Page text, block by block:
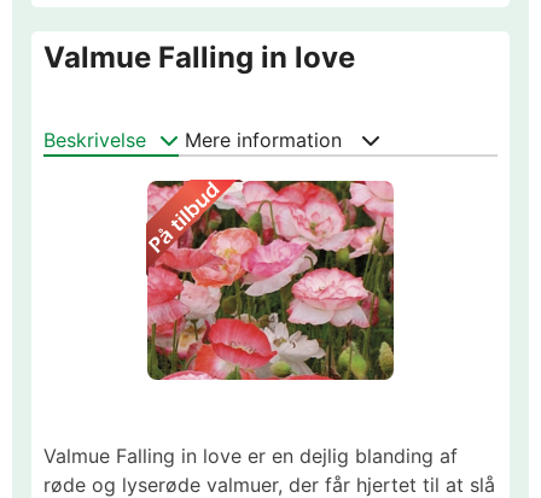
Valmue Falling in love
Beskrivelse Mere information
Valmue Falling in love er en dejlig blanding af
røde og lyserøde valmuer, der får hjertet til at slå